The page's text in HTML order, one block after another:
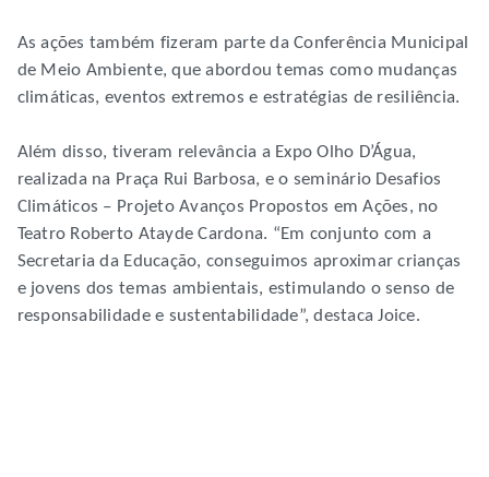
As ações também fizeram parte da Conferência Municipal
de Meio Ambiente, que abordou temas como mudanças
climáticas, eventos extremos e estratégias de resiliência.
Além disso, tiveram relevância a Expo Olho D’Água,
realizada na Praça Rui Barbosa, e o seminário Desafios
Climáticos – Projeto Avanços Propostos em Ações, no
Teatro Roberto Atayde Cardona. “Em conjunto com a
Secretaria da Educação, conseguimos aproximar crianças
e jovens dos temas ambientais, estimulando o senso de
responsabilidade e sustentabilidade”, destaca Joice.